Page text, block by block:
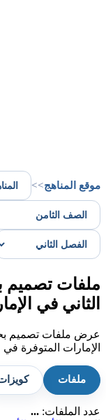
موقع المناهج>>
ملفات
الثاني في
عرض ملفات تصميم
الإمارات المتوفرة في
ملفات
عدد الملفات: ...